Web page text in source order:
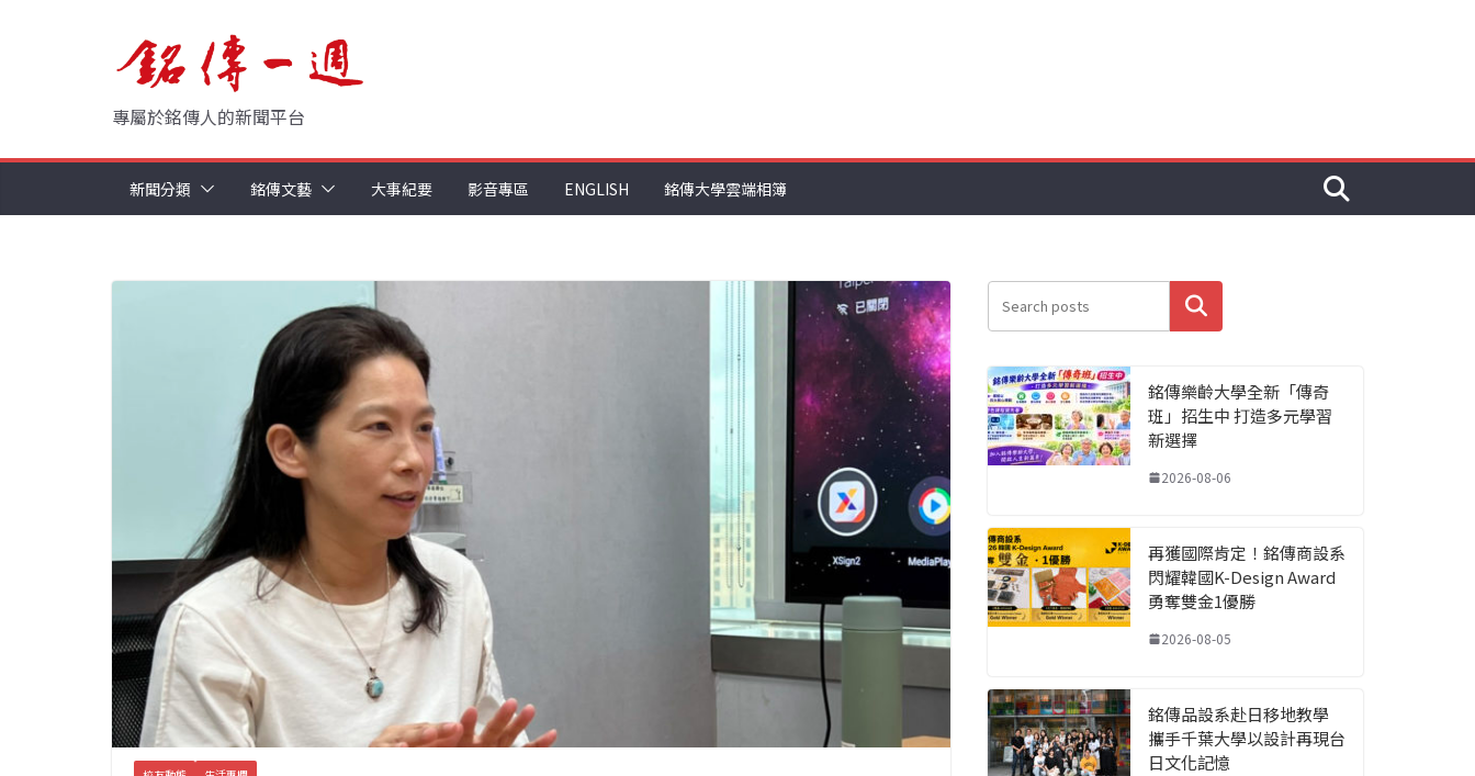
專屬於銘傳人的新聞平台
新聞分類 銘傳文藝 大事紀要 影音專區 ENGLISH 銘傳大學雲端相簿
搜尋
銘傳樂齡大學全新「傳奇
班」招生中 打造多元學習
新選擇
2026-08-06
再獲國際肯定！銘傳商設系
閃耀韓國K-Design Award
勇奪雙金1優勝
2026-08-05
銘傳品設系赴日移地教學
攜手千葉大學以設計再現台
日文化記憶